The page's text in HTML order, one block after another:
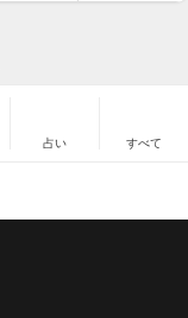
占い すべて